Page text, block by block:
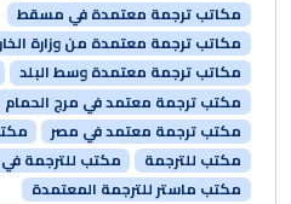
مكاتب ترجمة معتمدة في مسقط
مكاتب ترجمة معتمدة من وزارة
مكاتب ترجمة معتمدة وسط البلد
مكتب ترجمة معتمد في مرج الحمام
مكتب ترجمة معتمد في مصر
مكتب للترجمة
مكتب للترجمة في
مكتب ماستر للترجمة المعتمدة